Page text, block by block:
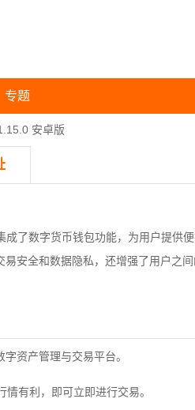
专题
安卓版
了数字货币钱包功能，为用户提供
安全和数据隐私，还增强了用户之
资产管理与交易平台。
有利，即可立即进行交易。